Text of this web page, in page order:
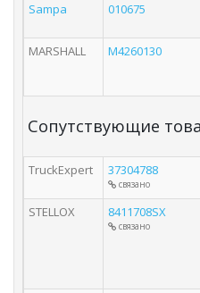
Sampa
010675
MARSHALL
M4260130
Сопутствующие
TruckExpert 37304788
связано
STELLOX
8411708SX
связано